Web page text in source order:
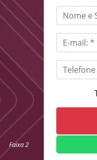
Faixa 2